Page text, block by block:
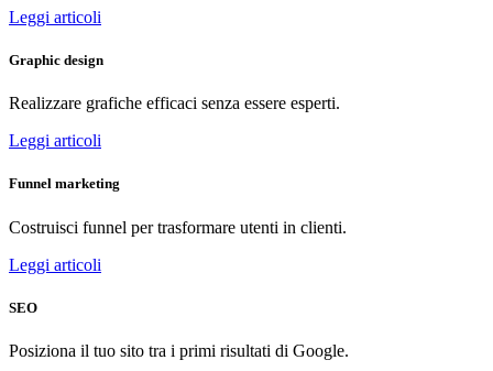
Leggi articoli
Graphic design
Realizzare grafiche efficaci senza essere esperti.
Leggi articoli
Funnel marketing
Costruisci funnel per trasformare utenti in clienti.
Leggi articoli
SEO
Posiziona il tuo sito tra i primi risultati di Google.